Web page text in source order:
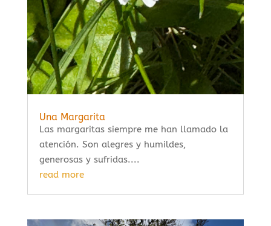
Una Margarita
Las margaritas siempre me han llamado la
atención. Son alegres y humildes,
generosas y sufridas....
read more